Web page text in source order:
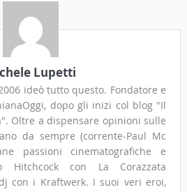
Lupetti
ideò tutto questo. Fondatore e
dopo gli inizi col blog "Il
Oltre a dispensare opinioni sulle
da sempre (corrente-Paul Mc
passioni cinematografiche e
Hitchcock con La Corazzata
con i Kraftwerk. I suoi veri eroi,